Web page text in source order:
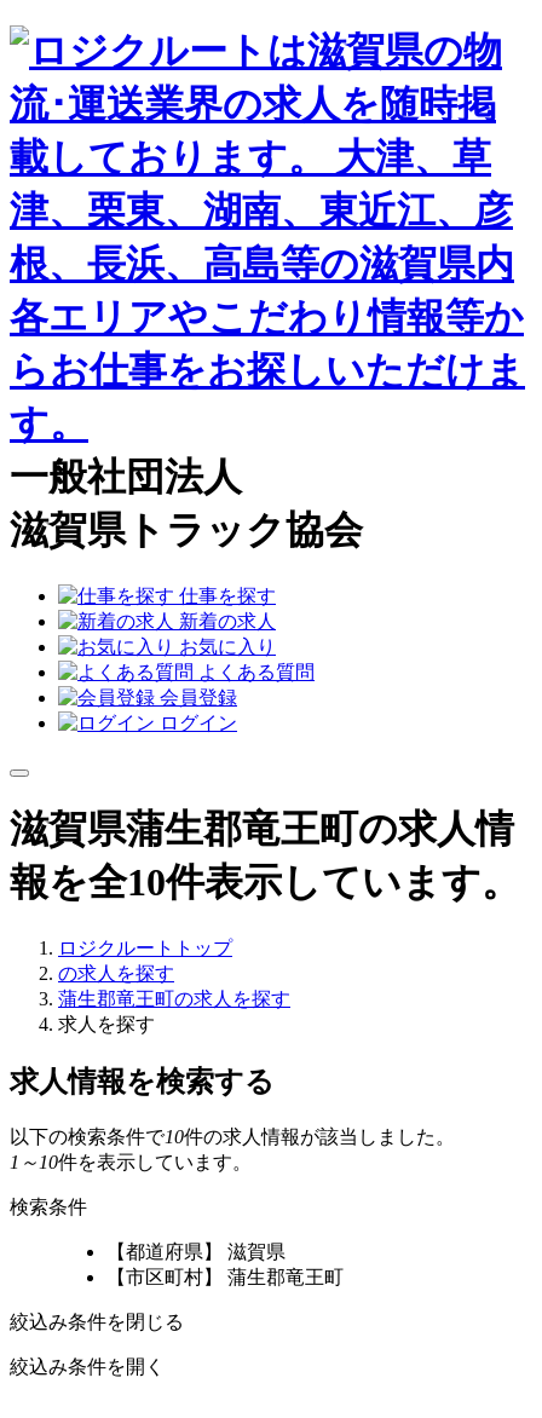
一般社団法人
滋賀県トラック協会
仕事を探す
新着の求人
お気に入り
よくある質問
会員登録
ログイン
滋賀県蒲生郡竜王町の求人情
報を全10件表示しています。
ロジクルートトップ
の求人を探す
蒲生郡竜王町の求人を探す
求人を探す
求人情報を検索する
以下の検索条件で10件の求人情報が該当しました。
1～10件を表示しています。
検索条件
【都道府県】 滋賀県
【市区町村】 蒲生郡竜王町
絞込み条件を閉じる
絞込み条件を開く